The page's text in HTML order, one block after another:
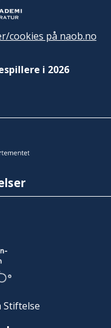
cookies på naob.no
i 2026
Stiftelse